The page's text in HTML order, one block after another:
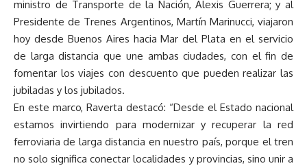
ministro de Transporte de la Nación, Alexis Guerrera; y al
Presidente de Trenes Argentinos, Martín Marinucci, viajaron
hoy desde Buenos Aires hacia Mar del Plata en el servicio
de larga distancia que une ambas ciudades, con el fin de
fomentar los viajes con descuento que pueden realizar las
jubiladas y los jubilados.
En este marco, Raverta destacó: “Desde el Estado nacional
estamos invirtiendo para modernizar y recuperar la red
ferroviaria de larga distancia en nuestro país, porque el tren
no solo significa conectar localidades y provincias, sino unir a